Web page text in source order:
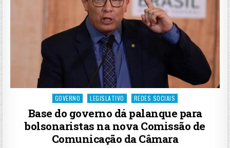
Posted
GOVERNO LEGISLATIVO REDES SOCIAIS
Base do governo dá palanque para
bolsonaristas na nova Comissão de
Comunicação da Câmara